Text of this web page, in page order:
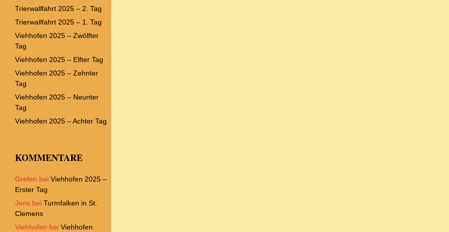
Trierwallfahrt 2025 – 2. Tag
Trierwallfahrt 2025 – 1. Tag
Viehhofen 2025 – Zwölfter
Tag
Viehhofen 2025 – Elfter Tag
Viehhofen 2025 – Zehnter
Tag
Viehhofen 2025 – Neunter
Tag
Viehhofen 2025 – Achter Tag
KOMMENTARE
Grefen bei Viehhofen 2025 –
Erster Tag
Jens bei Turmfalken in St.
Clemens
Viehhofen bei Viehhofen